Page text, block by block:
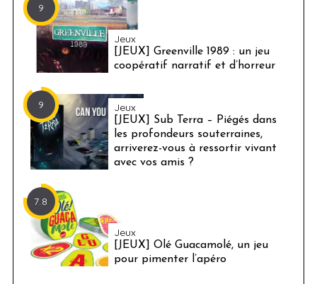
9
Jeux
[JEUX] Greenville 1989 : un jeu
coopératif narratif et d’horreur
9 Jeux
[JEUX] Sub Terra – Piégés dans
les profondeurs souterraines,
arriverez-vous à ressortir vivant
avec vos amis ?
7.8
Jeux
[JEUX] Olé Guacamolé, un jeu
pour pimenter l’apéro